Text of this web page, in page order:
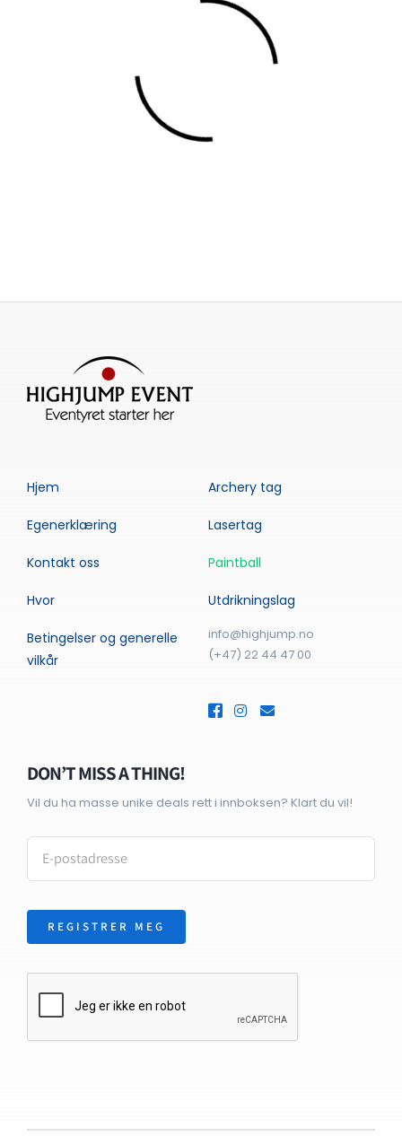
Hjem
Egenerklæring
Kontakt oss
Hvor
Betingelser og generelle
vilkår
Archery tag
Lasertag
Paintball
Utdrikningslag
info@highjump.no
(+47) 22 44 47 00
DON’T MISS A THING!
Vil du ha masse unike deals rett i innboksen? Klart du vil!
REGISTRER MEG